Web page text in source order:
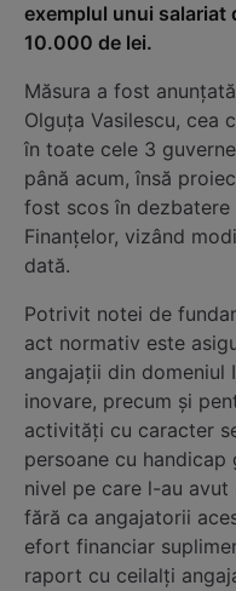
exemplul unui salariat
10.000 de lei.
Măsura a fost
Olguța Vasilescu, cea
în toate cele 3
până acum, însă
fost scos în
Finanțelor, vizând
dată.
Potrivit notei de
act normativ este
angajații din domeniul
inovare, precum și
activități cu caracter
persoane cu handicap
nivel pe care l-au avut
fără ca angajatorii
efort financiar
raport cu ceilalți